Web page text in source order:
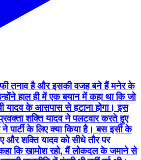
तनाव है और इसकी वजह बने हैं मनेर के
हाल ही में एक बयान में कहा था कि जो
यादव के आसपास से हटाना होगा। इस
शक्ति यादव ने पलटवार करते हुए
ने पार्टी के लिए क्या किया है। बस इसी के
और शक्ति यादव को सीधे तौर पर
कि खामोश रहो, मैं लोकदल के जमाने से